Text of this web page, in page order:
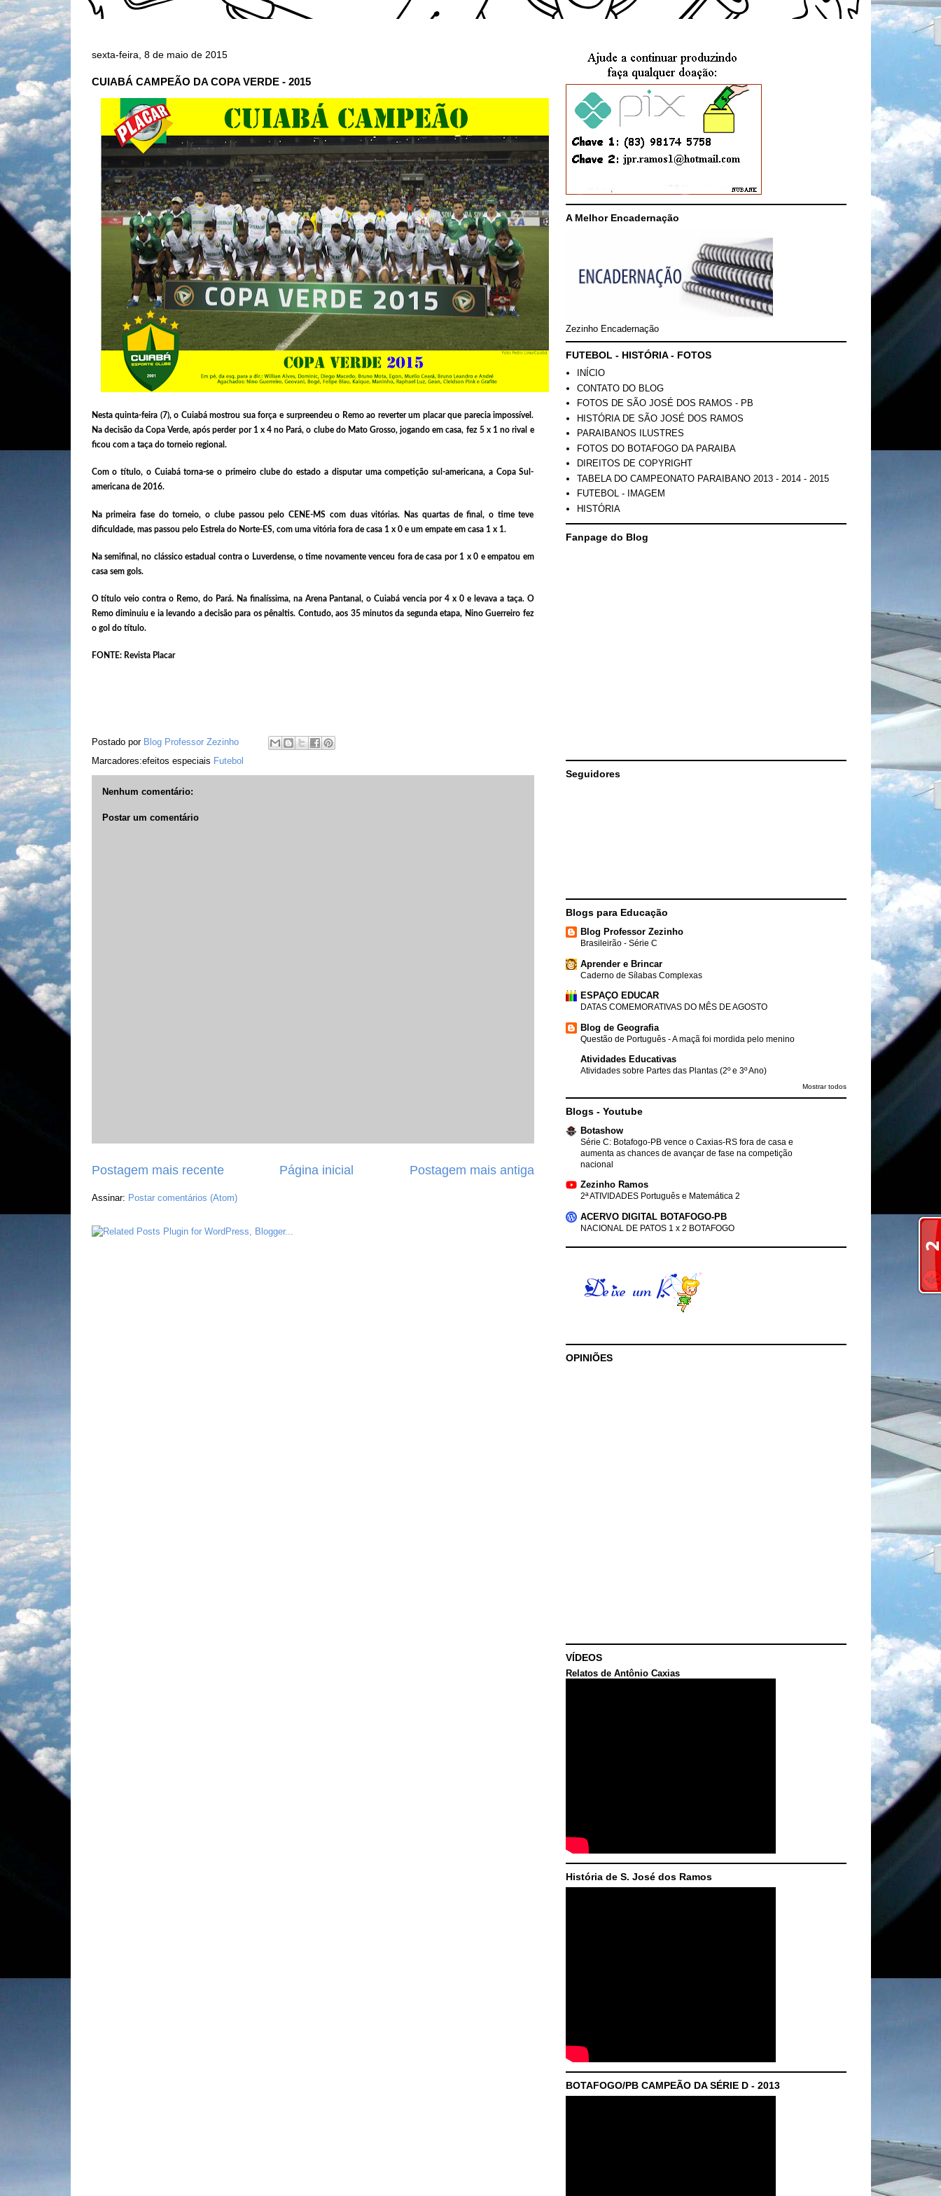
sexta-feira, 8 de maio de 2015
CUIABÁ CAMPEÃO DA COPA VERDE - 2015
Nesta quinta-feira (7), o Cuiabá mostrou sua força e surpreendeu o Remo ao reverter um placar que parecia impossível.
Na decisão da Copa Verde, após perder por 1 x 4 no Pará, o clube do Mato Grosso, jogando em casa, fez 5 x 1 no rival e
ficou com a taça do torneio regional.
Com o título, o Cuiabá torna-se o primeiro clube do estado a disputar uma competição sul-americana, a Copa Sul-
americana de 2016.
Na primeira fase do torneio, o clube passou pelo CENE-MS com duas vitórias. Nas quartas de final, o time teve
dificuldade, mas passou pelo Estrela do Norte-ES, com uma vitória fora de casa 1 x 0 e um empate em casa 1 x 1.
Na semifinal, no clássico estadual contra o Luverdense, o time novamente venceu fora de casa por 1 x 0 e empatou em
casa sem gols.
O título veio contra o Remo, do Pará. Na finalíssima, na Arena Pantanal, o Cuiabá vencia por 4 x 0 e levava a taça. O
Remo diminuiu e ia levando a decisão para os pênaltis. Contudo, aos 35 minutos da segunda etapa, Nino Guerreiro fez
o gol do título.
FONTE: Revista Placar
Postado por Blog Professor Zezinho
Marcadores:efeitos especiais Futebol
Nenhum comentário:
Postar um comentário
Postagem mais recente Postagem mais antiga
Página inicial
Assinar: Postar comentários (Atom)
A Melhor Encadernação
Zezinho Encadernação
FUTEBOL - HISTÓRIA - FOTOS
INÍCIO
CONTATO DO BLOG
FOTOS DE SÃO JOSÉ DOS RAMOS - PB
HISTÓRIA DE SÃO JOSÉ DOS RAMOS
PARAIBANOS ILUSTRES
FOTOS DO BOTAFOGO DA PARAIBA
DIREITOS DE COPYRIGHT
TABELA DO CAMPEONATO PARAIBANO 2013 - 2014 - 2015
FUTEBOL - IMAGEM
HISTÓRIA
Fanpage do Blog
Seguidores
Blogs para Educação
Blog Professor Zezinho
Brasileirão - Série C
Aprender e Brincar
Caderno de Sílabas Complexas
ESPAÇO EDUCAR
DATAS COMEMORATIVAS DO MÊS DE AGOSTO
Blog de Geografia
Questão de Português - A maçã foi mordida pelo menino
Atividades Educativas
Atividades sobre Partes das Plantas (2º e 3º Ano)
Mostrar todos
Blogs - Youtube
Botashow
Série C: Botafogo-PB vence o Caxias-RS fora de casa e
aumenta as chances de avançar de fase na competição
nacional
Zezinho Ramos
2ª ATIVIDADES Português e Matemática 2
ACERVO DIGITAL BOTAFOGO-PB
NACIONAL DE PATOS 1 x 2 BOTAFOGO
OPINIÕES
VÍDEOS
Relatos de Antônio Caxias
História de S. José dos Ramos
BOTAFOGO/PB CAMPEÃO DA SÉRIE D - 2013